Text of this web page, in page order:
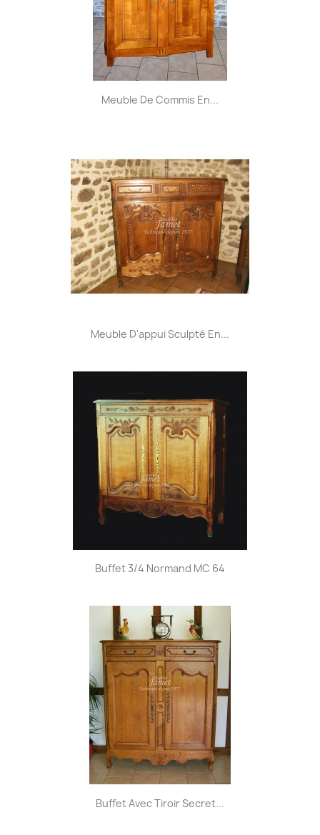
Meuble De Commis En...
Meuble D'appui Sculpté En...
Buffet 3/4 Normand MC 64
Buffet Avec Tiroir Secret...